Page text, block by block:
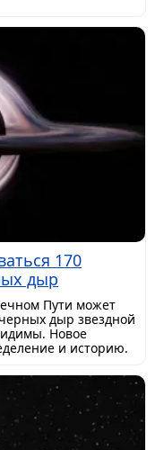
170
дыр
Пути может
дыр звездной
Новое
и историю.